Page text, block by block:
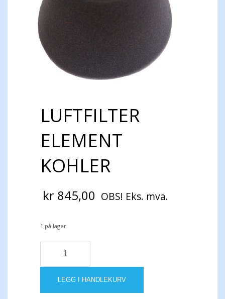
LUFTFILTER
ELEMENT
KOHLER
kr 845,00 OBS! Eks. mva.
1 på lager
LUFTFILTER
ELEMENT
KOHLER
LEGG I HANDLEKURV